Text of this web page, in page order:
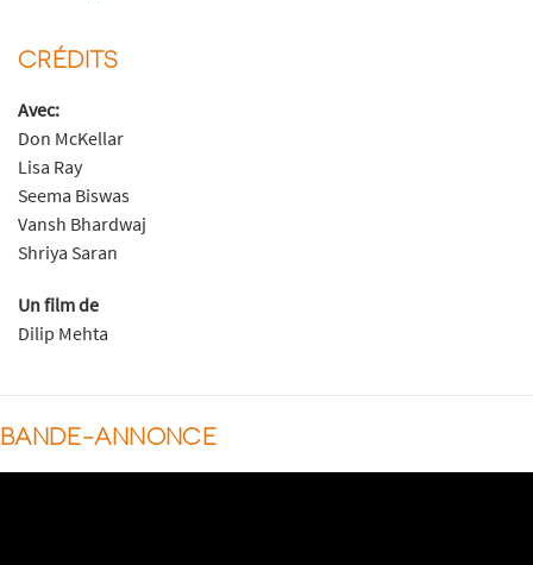
CRÉDITS
Avec:
Don McKellar
Lisa Ray
Seema Biswas
Vansh Bhardwaj
Shriya Saran
Un film de
Dilip Mehta
BANDE-ANNONCE